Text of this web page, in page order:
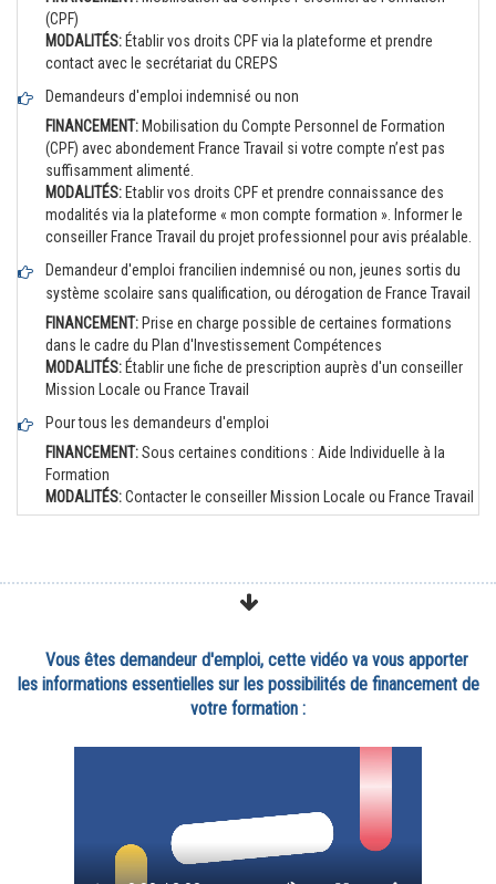
(CPF)
MODALITÉS:Établir vos droits CPF via la plateforme et prendre
contact avec le secrétariat du CREPS
Demandeurs d'emploi indemnisé ou non
FINANCEMENT:Mobilisation du Compte Personnel de Formation
(CPF) avec abondement France Travail si votre compte n’est pas
suffisamment alimenté.
MODALITÉS:Etablir vos droits CPF et prendre connaissance des
modalités via la plateforme « mon compte formation ». Informer le
conseiller France Travail du projet professionnel pour avis préalable.
Demandeur d'emploi francilien indemnisé ou non, jeunes sortis du
système scolaire sans qualification, ou dérogation de France Travail
FINANCEMENT:Prise en charge possible de certaines formations
dans le cadre du Plan d'Investissement Compétences
MODALITÉS:Établir une fiche de prescription auprès d'un conseiller
Mission Locale ou France Travail
Pour tous les demandeurs d'emploi
FINANCEMENT:Sous certaines conditions : Aide Individuelle à la
Formation
MODALITÉS:Contacter le conseiller Mission Locale ou France Travail
Vous êtes demandeur d'emploi, cette vidéo va vous apporter
les informations essentielles sur les possibilités de financement de
votre formation :